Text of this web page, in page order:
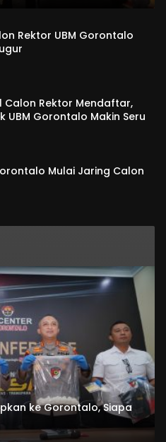
Rektor UBM Gorontalo
Calon Rektor Mendaftar,
UBM Gorontalo Makin Seru
Mulai Jaring Calon
ke Gorontalo, Siapa